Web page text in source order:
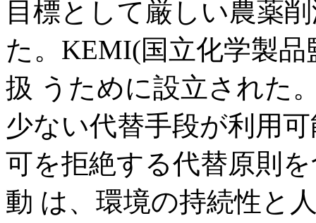
目標として厳しい農薬
た。KEMI(国立化学製
扱 うために設立された
少ない代替手段が利用
可を拒絶する代替原則
動 は、環境の持続性と